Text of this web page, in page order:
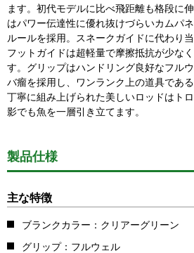
ます。初代モデルに比べ飛距離も格段に
はパワー伝達性に優れ抜けづらいカムパ
ルールを採用。スネークガイドに代わり
フットガイドは超軽量で摩擦抵抗が少な
す。グリップはハンドリング良好なフル
バ瘤を採用し、ワンランク上の道具であ
丁寧に組み上げられた美しいロッドはト
影でも魚を一層引き立てます。
製品仕様
主な特徴
ブランクカラー：クリアーグリーン
グリップ：フルウェル